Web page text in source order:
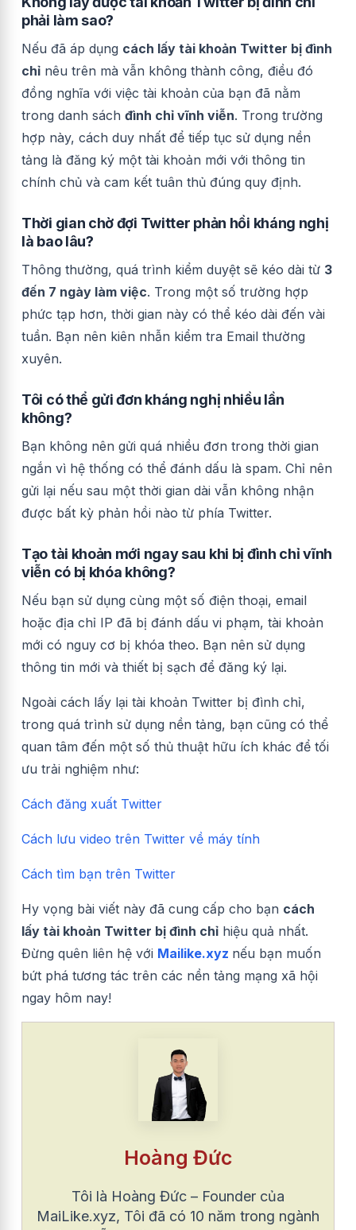
phải làm sao?
Nếu đã áp dụng cách lấy tài khoản Twitter bị đình
chỉ nêu trên mà vẫn không thành công, điều đó
đồng nghĩa với việc tài khoản của bạn đã nằm
trong danh sách đình chỉ vĩnh viễn. Trong trường
hợp này, cách duy nhất để tiếp tục sử dụng nền
tảng là đăng ký một tài khoản mới với thông tin
chính chủ và cam kết tuân thủ đúng quy định.
Thời gian chờ đợi Twitter phản hồi kháng nghị
là bao lâu?
Thông thường, quá trình kiểm duyệt sẽ kéo dài từ 3
đến 7 ngày làm việc. Trong một số trường hợp
phức tạp hơn, thời gian này có thể kéo dài đến vài
tuần. Bạn nên kiên nhẫn kiểm tra Email thường
xuyên.
Tôi có thể gửi đơn kháng nghị nhiều lần
không?
Bạn không nên gửi quá nhiều đơn trong thời gian
ngắn vì hệ thống có thể đánh dấu là spam. Chỉ nên
gửi lại nếu sau một thời gian dài vẫn không nhận
được bất kỳ phản hồi nào từ phía Twitter.
Tạo tài khoản mới ngay sau khi bị đình chỉ vĩnh
viễn có bị khóa không?
Nếu bạn sử dụng cùng một số điện thoại, email
hoặc địa chỉ IP đã bị đánh dấu vi phạm, tài khoản
mới có nguy cơ bị khóa theo. Bạn nên sử dụng
thông tin mới và thiết bị sạch để đăng ký lại.
Ngoài cách lấy lại tài khoản Twitter bị đình chỉ,
trong quá trình sử dụng nền tảng, bạn cũng có thể
quan tâm đến một số thủ thuật hữu ích khác để tối
ưu trải nghiệm như:
Cách đăng xuất Twitter
Cách lưu video trên Twitter về máy tính
Cách tìm bạn trên Twitter
Hy vọng bài viết này đã cung cấp cho bạn cách
lấy tài khoản Twitter bị đình chỉ hiệu quả nhất.
Đừng quên liên hệ với Mailike.xyz nếu bạn muốn
bứt phá tương tác trên các nền tảng mạng xã hội
ngay hôm nay!
Hoàng Đức
Tôi là Hoàng Đức – Founder của
MaiLike.xyz, Tôi đã có 10 năm trong ngành